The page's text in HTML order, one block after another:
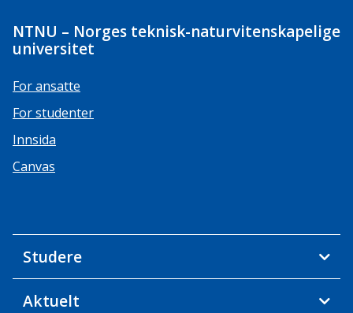
NTNU – Norges teknisk-naturvitenskapelige
universitet
For ansatte
For studenter
Innsida
Canvas
Studere
Aktuelt